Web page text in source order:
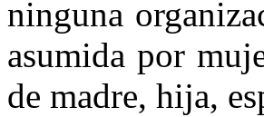
ninguna
asumida por
de madre, hija,